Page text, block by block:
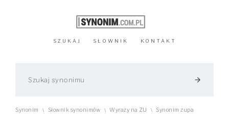
SZUKAJ SŁOWNIK KONTAKT
arrow_forward
Synonim \ Słownik synonimów \ Wyrazy na ZU \ Synonim zupa